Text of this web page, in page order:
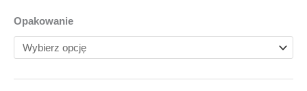
Opakowanie